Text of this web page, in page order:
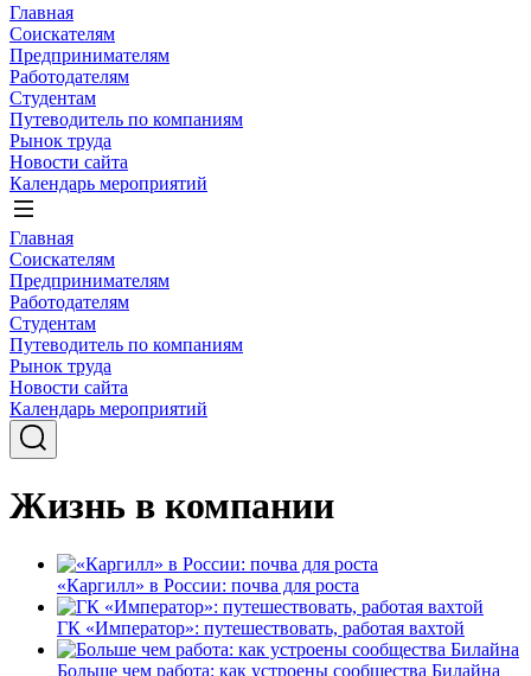
Главная
Соискателям
Предпринимателям
Работодателям
Студентам
Путеводитель по компаниям
Рынок труда
Новости сайта
Календарь мероприятий
Главная
Соискателям
Предпринимателям
Работодателям
Студентам
Путеводитель по компаниям
Рынок труда
Новости сайта
Календарь мероприятий
Жизнь в компании
«Каргилл» в России: почва для роста
ГК «Император»: путешествовать, работая вахтой
Больше чем работа: как устроены сообщества Билайна